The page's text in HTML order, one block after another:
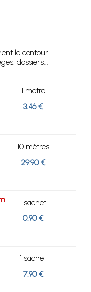
le contour
dossiers...
1 mètre
3.46 €
10 mètres
29.90 €
1 sachet
0.90 €
1 sachet
7.90 €